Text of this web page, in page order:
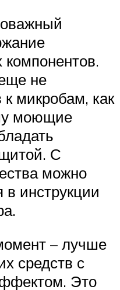
компонентов.
не
к микробам, как
моющие
С
можно
в инструкции
– лучше
средств с
Это